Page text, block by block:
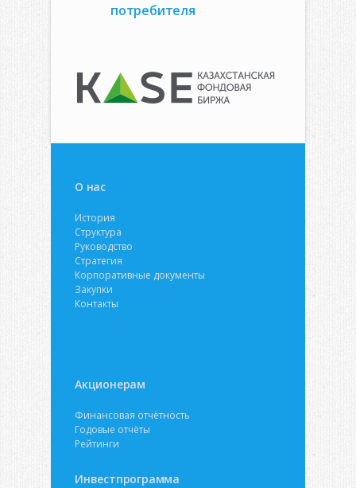
потребителя
О нас
История
Структура
Руководство
Стратегия
Корпоративные документы
Закупки
Контакты
Акционерам
Финансовая отчётность
Годовые отчёты
Рейтинги
Инвестпрограмма